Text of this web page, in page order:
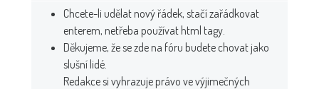
Chcete-li udělat nový řádek, stačí zařádkovat
enterem, netřeba používat html tagy.
Děkujeme, že se zde na fóru budete chovat jako
slušní lidé.
Redakce si vyhrazuje právo ve výjimečných